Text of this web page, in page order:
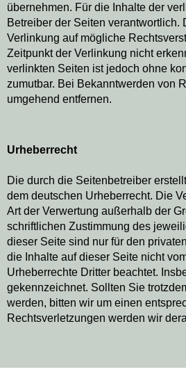
übernehmen. Für die Inhalte der
Betreiber der Seiten
Verlinkung auf mögliche
Zeitpunkt der Verlinkung nicht
verlinkten Seiten ist jedoch ohne
zumutbar. Bei Bekanntwerden von
umgehend entfernen.
Urheberrecht
Die durch die Seitenbetreiber
dem deutschen Urheberrecht. Die
Art der Verwertung außerhalb der
schriftlichen Zustimmung des
dieser Seite sind nur für den
die Inhalte auf dieser Seite nicht
Urheberrechte Dritter beachtet.
gekennzeichnet. Sollten Sie
werden, bitten wir um einen
Rechtsverletzungen werden wir